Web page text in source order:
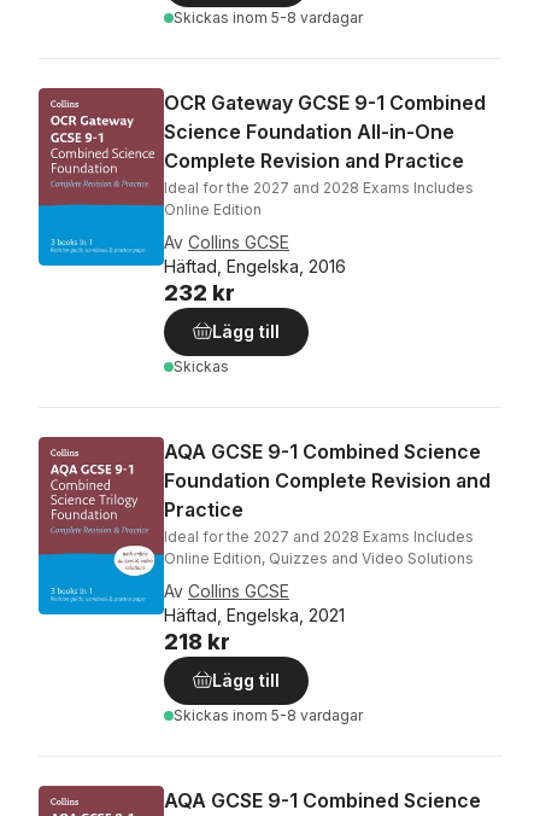
Skickas inom 5-8 vardagar
OCR Gateway GCSE 9-1 Combined
Science Foundation All-in-One
Complete Revision and Practice
Ideal for the 2027 and 2028 Exams Includes
Online Edition
Av Collins GCSE
Häftad, Engelska, 2016
232 kr
Lägg till
Skickas
AQA GCSE 9-1 Combined Science
Foundation Complete Revision and
Practice
Ideal for the 2027 and 2028 Exams Includes
Online Edition, Quizzes and Video Solutions
Av Collins GCSE
Häftad, Engelska, 2021
218 kr
Lägg till
Skickas inom 5-8 vardagar
AQA GCSE 9-1 Combined Science